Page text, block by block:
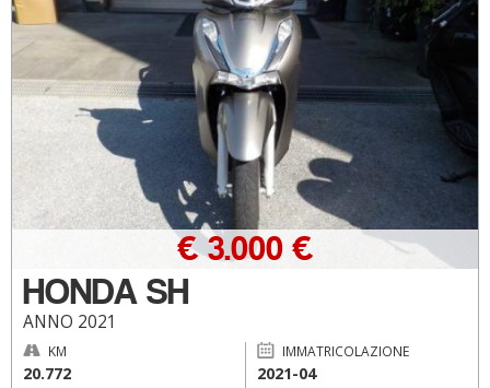
HONDA SH
ANNO 2021
€ 3.000 €
KM
20.772
IMMATRICOLAZIONE
2021-04